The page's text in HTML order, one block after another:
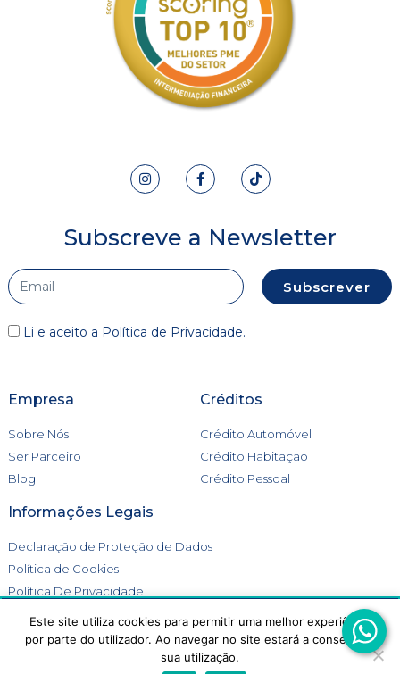
Subscreve a Newsletter
Li e aceito a Política de Privacidade.
Subscrever
Empresa
Sobre Nós
Ser Parceiro
Blog
Créditos
Crédito Automóvel
Crédito Habitação
Crédito Pessoal
Informações Legais
Declaração de Proteção de Dados
Política de Cookies
Política De Privacidade
Livro de Reclamações
Este site utiliza cookies para permitir uma melhor experiência
por parte do utilizador. Ao navegar no site estará a consentir a
sua utilização.
Este site utiliza cookies para melhorar a tua experiência.
Aceitas a utilização de cookies?